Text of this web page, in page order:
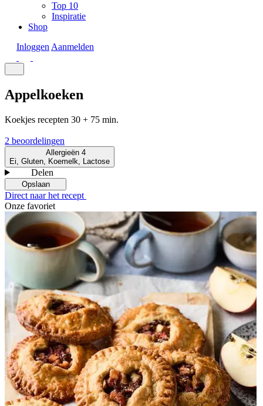
Top 10
Inspiratie
Shop
Inloggen Aanmelden
Appelkoeken
Koekjes recepten 30 + 75 min.
2 beoordelingen
Allergieën 4
Ei, Gluten, Koemelk, Lactose
Delen
Opslaan
Direct naar het recept
Onze favoriet